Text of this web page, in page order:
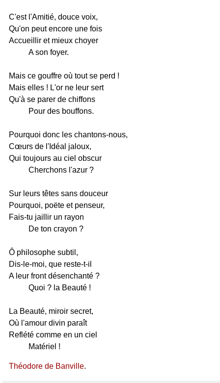
C'est l'Amitié, douce voix,
Qu'on peut encore une fois
Accueillir et mieux choyer
A son foyer.
Mais ce gouffre où tout se perd !
Mais elles ! L'or ne leur sert
Qu'à se parer de chiffons
Pour des bouffons.
Pourquoi donc les chantons-nous,
Cœurs de l'Idéal jaloux,
Qui toujours au ciel obscur
Cherchons l'azur ?
Sur leurs têtes sans douceur
Pourquoi, poëte et penseur,
Fais-tu jaillir un rayon
De ton crayon ?
Ô philosophe subtil,
Dis-le-moi, que reste-t-il
A leur front désenchanté ?
Quoi ? la Beauté !
La Beauté, miroir secret,
Où l'amour divin paraît
Reflété comme en un ciel
Matériel !
Théodore de Banville.